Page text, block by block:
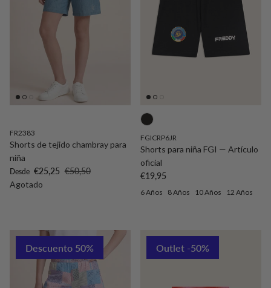
FR2383
Shorts de tejido chambray para
niña
Precio de venta
Desde €25,25 Precio normal
€50,50
Agotado
FGICRP6JR
Shorts para niña FGI — Artículo
oficial
Precio normal
€19,95
6 Años 8 Años 10 Años 12 Años
Descuento 50% Outlet -50%